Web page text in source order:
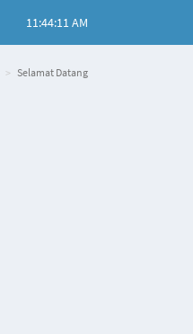
11:44:11 AM
Selamat Datang